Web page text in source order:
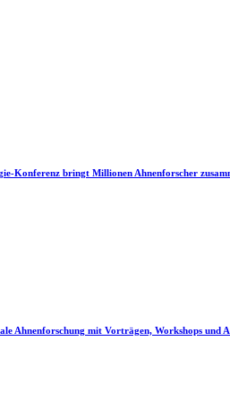
Konferenz bringt Millionen Ahnenforscher
Ahnenforschung mit Vorträgen, Workshops und